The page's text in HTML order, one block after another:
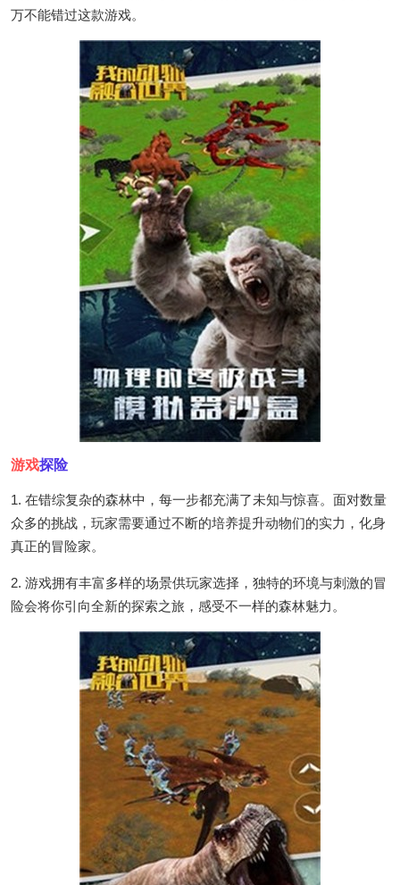
万不能错过这款游戏。
游戏探险
1. 在错综复杂的森林中，每一步都充满了未知与惊喜。面对数量
众多的挑战，玩家需要通过不断的培养提升动物们的实力，化身
真正的冒险家。
2. 游戏拥有丰富多样的场景供玩家选择，独特的环境与刺激的冒
险会将你引向全新的探索之旅，感受不一样的森林魅力。